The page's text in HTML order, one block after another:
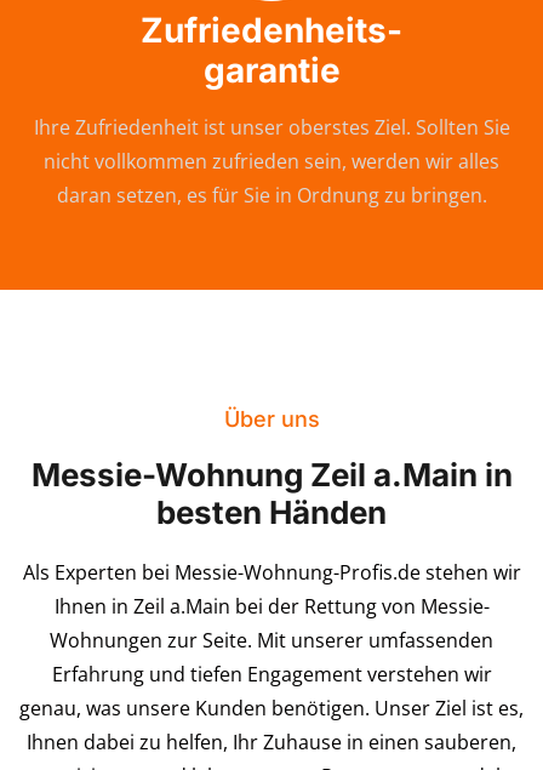
Zufriedenheits-
garantie
Ihre Zufriedenheit ist unser oberstes Ziel. Sollten Sie
nicht vollkommen zufrieden sein, werden wir alles
daran setzen, es für Sie in Ordnung zu bringen.
Über uns
Messie-Wohnung Zeil a.Main in
besten Händen
Als Experten bei Messie-Wohnung-Profis.de stehen wir
Ihnen in Zeil a.Main bei der Rettung von Messie-
Wohnungen zur Seite. Mit unserer umfassenden
Erfahrung und tiefen Engagement verstehen wir
genau, was unsere Kunden benötigen. Unser Ziel ist es,
Ihnen dabei zu helfen, Ihr Zuhause in einen sauberen,